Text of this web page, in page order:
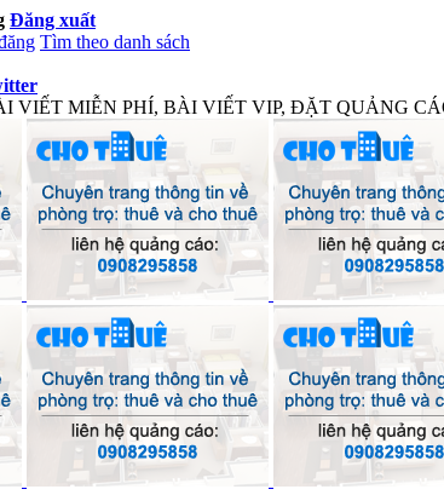
Đăng xuất
Tìm theo danh sách
MIỄN PHÍ, BÀI VIẾT VIP, ĐẶT QUẢNG